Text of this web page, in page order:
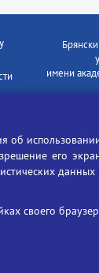
имени
его
своего